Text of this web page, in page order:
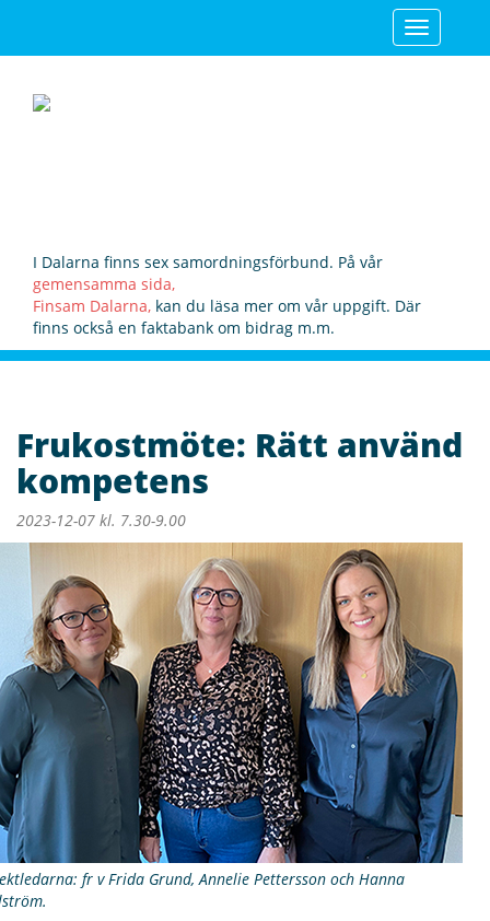
Toggle
I Dalarna finns sex samordningsförbund. På vår
gemensamma sida,
Finsam Dalarna, kan du läsa mer om vår uppgift. Där
finns också en faktabank om bidrag m.m.
Frukostmöte: Rätt använd
kompetens
2023-12-07 kl. 7.30-9.00
fr v Frida Grund, Annelie Pettersson och Hanna